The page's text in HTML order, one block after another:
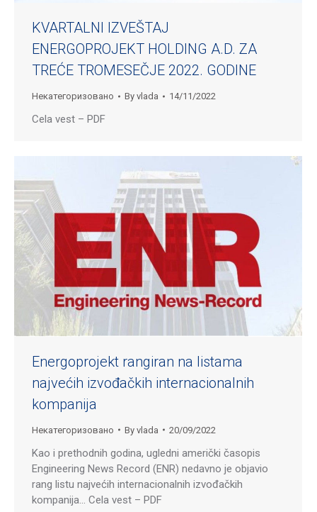
KVARTALNI IZVEŠTAJ
ENERGOPROJEKT HOLDING A.D. ZA
TREĆE TROMESEČJE 2022. GODINE
Некатегоризовано By vlada 14/11/2022
Cela vest – PDF
Energoprojekt rangiran na listama
najvećih izvođačkih internacionalnih
kompanija
Некатегоризовано By vlada 20/09/2022
Kao i prethodnih godina, ugledni američki časopis
Engineering News Record (ENR) nedavno je objavio
rang listu najvećih internacionalnih izvođačkih
kompanija… Cela vest – PDF